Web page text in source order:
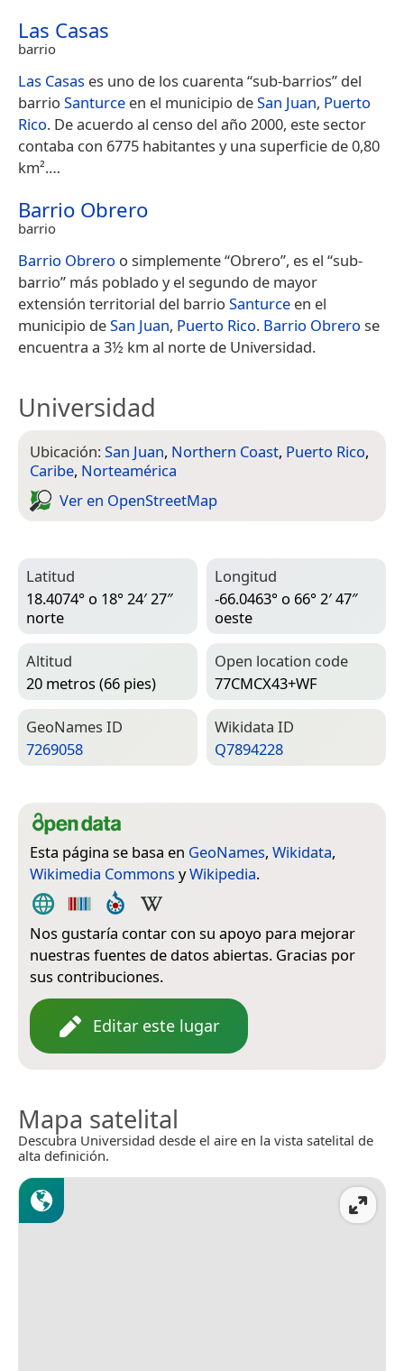
Las Casas
barrio
Las Casas es uno de los cuarenta “sub-barrios” del
barrio Santurce en el municipio deSan Juan, Puerto
Rico. De acuerdo al censo del año 2000, este sector
contaba con 6775 habitantes y una superficie de 0,80
km².​…
Barrio Obrero
barrio
Barrio Obrero o simplemente “Obrero”, es el “sub-
barrio” más poblado y el segundo de mayor
extensión territorial del barrio Santurce en el
municipio deSan Juan, Puerto Rico. Barrio Obrero se
encuentra a 3½ km al norte de Universidad.
Universidad
Ubicación:San Juan, Northern Coast, Puerto Rico,
Caribe, Norteamérica
Ver en Open­Street­Map
Latitud
18.4074° o 18° 24′ 27″
norte
Longitud
-66.0463° o 66° 2′ 47″
oeste
Altitud
20 metros (66 pies)
Open location code
77CMCX43+WF
Geo­Names ID
7269058
Wiki­data ID
Q7894228
Esta página se basa en GeoNames, Wikidata,
Wikimedia Commons yWikipedia.
Nos gustaría contar con su apoyo para mejorar
nuestras fuentes de datos abiertas. Gracias por
sus contribuciones.
Editar este lugar
Mapa satelital
Descubra Universidad desde el aire en la vista satelital de
alta definición.